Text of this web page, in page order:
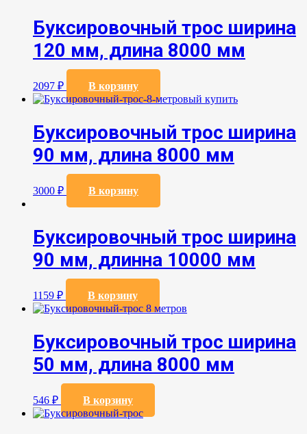
Буксировочный трос ширина
120 мм, длина 8000 мм
2097 ₽ В корзину
Буксировочный трос ширина
90 мм, длина 8000 мм
3000 ₽ В корзину
Буксировочный трос ширина
90 мм, длинна 10000 мм
1159 ₽ В корзину
Буксировочный трос ширина
50 мм, длина 8000 мм
546 ₽ В корзину